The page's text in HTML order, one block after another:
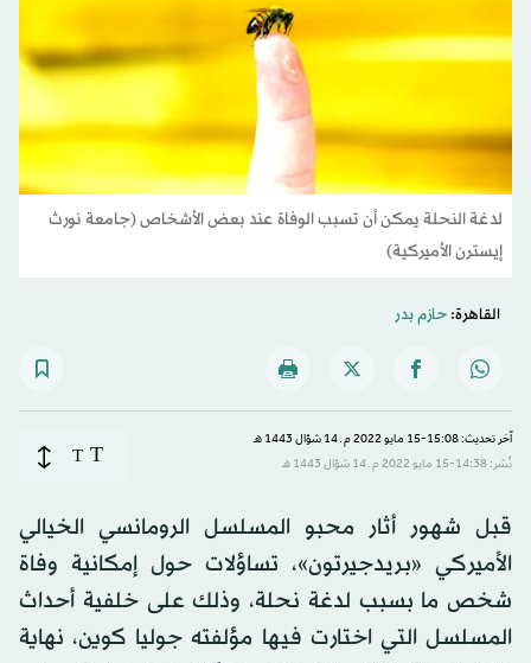
لدغة النحلة يمكن أن تسبب الوفاة عند بعض الأشخاص (جامعة نورث
إيسترن الأميركية)
القاهرة:حازم بدر
آخر تحديث: 15:08-15 مايو 2022 م ـ 14 شوّال 1443 هـ
نُشر: 14:38-15 مايو 2022 م ـ 14 شوّال 1443 هـ
T
T
قبل شهور أثار محبو المسلسل الرومانسي الخيالي
الأميركي «بريدجيرتون»، تساؤلات حول إمكانية وفاة
شخص ما بسبب لدغة نحلة، وذلك على خلفية أحداث
المسلسل التي اختارت فيها مؤلفته جوليا كوين، نهاية